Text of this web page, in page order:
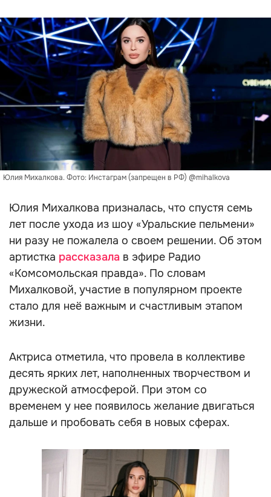
Юлия Михалкова. Фото: Инстаграм (запрещен в РФ) @mihalkova
Юлия Михалкова призналась, что спустя семь
лет после ухода из шоу «Уральские пельмени»
ни разу не пожалела о своем решении. Об этом
артистка рассказала в эфире Радио
«Комсомольская правда». По словам
Михалковой, участие в популярном проекте
стало для неё важным и счастливым этапом
жизни.
Актриса отметила, что провела в коллективе
десять ярких лет, наполненных творчеством и
дружеской атмосферой. При этом со
временем у нее появилось желание двигаться
дальше и пробовать себя в новых сферах.